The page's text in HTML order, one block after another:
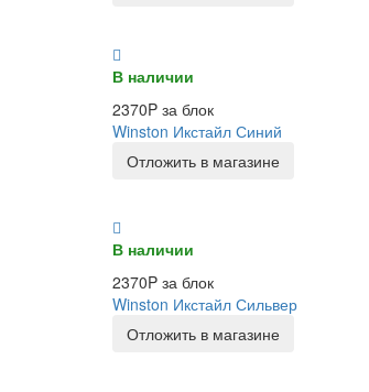
В наличии
2370P за блок
Winston Икстайл Синий
Отложить в магазине
В наличии
2370P за блок
Winston Икстайл Сильвер
Отложить в магазине